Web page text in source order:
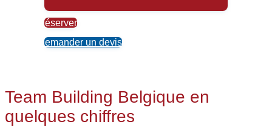
Réserver
Demander un devis
Team Building Belgique en
quelques chiffres